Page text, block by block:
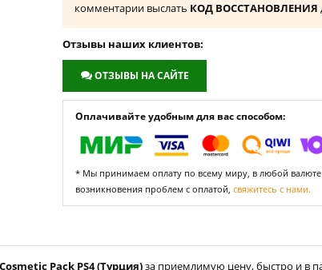
комментарии выслать КОД ВОССТАНОВЛЕНИЯ
Отзывы наших клиентов:
ОТЗЫВЫ НА САЙТЕ
Оплачивайте удобным для вас способом:
* Мы принимаем оплату по всему миру, в любой валюте
возникновения проблем с оплатой, свяжитесь с нами.
Pack PS4 (Турция)за приемлимую цену, быстро и в